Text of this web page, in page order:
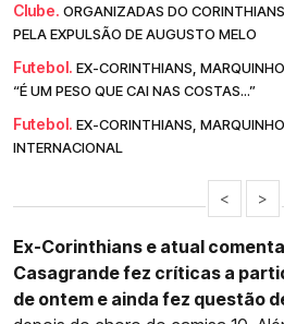
Clube. ORGANIZADAS DO
PELA EXPULSÃO DE AUGUSTO MELO
Futebol. EX-CORINTHIANS,
“É UM PESO QUE CAI NAS COSTAS...”
Futebol. EX-CORINTHIANS,
INTERNACIONAL
< >
Ex-Corinthians e atual
Casagrande fez críticas a
de ontem e ainda fez questão